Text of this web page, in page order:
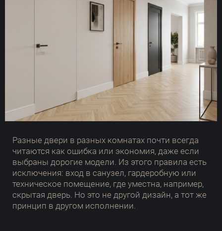
Разные двери в разных комнатах почти всегда
читаются как ошибка или экономия, даже если
выбраны дорогие модели. Из этого правила есть
исключения: вход в санузел, гардеробную или
техническое помещение, где уместна, например,
скрытая дверь. Но это не другой дизайн, а тот же
принцип в другом исполнении.